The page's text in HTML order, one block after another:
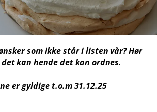
som ikke står i listen vår? Hør
det kan hende det kan ordnes.
er gyldige t.o.m 31.12.25